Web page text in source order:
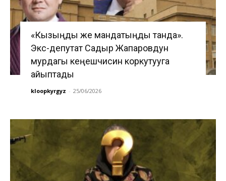
«Кызыңды же мандатыңды танда».
Экс-депутат Садыр Жапаровдун
мурдагы кеңешчисин коркутууга
айыптады
kloopkyrgyz - 25/06/2026